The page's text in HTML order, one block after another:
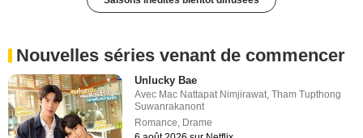
Nouvelles séries venant de commencer
Unlucky Bae
Avec Mac Nattapat Nimjirawat ,Tham Tupthong
Suwanrakanont
Romance Drame